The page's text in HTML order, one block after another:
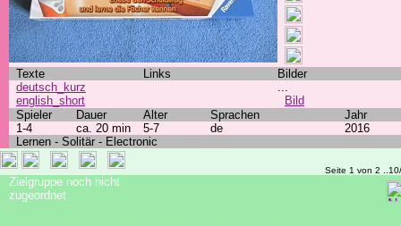
Texte Links
Bilder
deutsch_kurz
english_short
...
Bild
Spieler
Dauer Alter Sprachen
Jahr
1-4
ca. 20 min 5-7 de
2016
Lernen - Solitär - Electronic
Seite 1 von 2
Zielgruppe noch nicht
zugeordnet